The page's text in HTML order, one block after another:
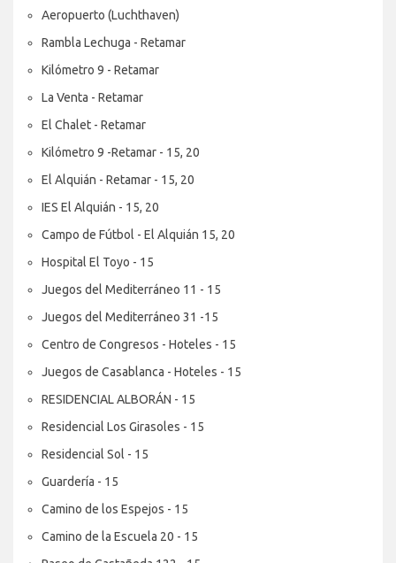
Aeropuerto (Luchthaven)
Rambla Lechuga - Retamar
Kilómetro 9 - Retamar
La Venta - Retamar
El Chalet - Retamar
Kilómetro 9 -Retamar - 15, 20
El Alquián - Retamar - 15, 20
IES El Alquián - 15, 20
Campo de Fútbol - El Alquián 15, 20
Hospital El Toyo - 15
Juegos del Mediterráneo 11 - 15
Juegos del Mediterráneo 31 -15
Centro de Congresos - Hoteles - 15
Juegos de Casablanca - Hoteles - 15
RESIDENCIAL ALBORÁN - 15
Residencial Los Girasoles - 15
Residencial Sol - 15
Guardería - 15
Camino de los Espejos - 15
Camino de la Escuela 20 - 15